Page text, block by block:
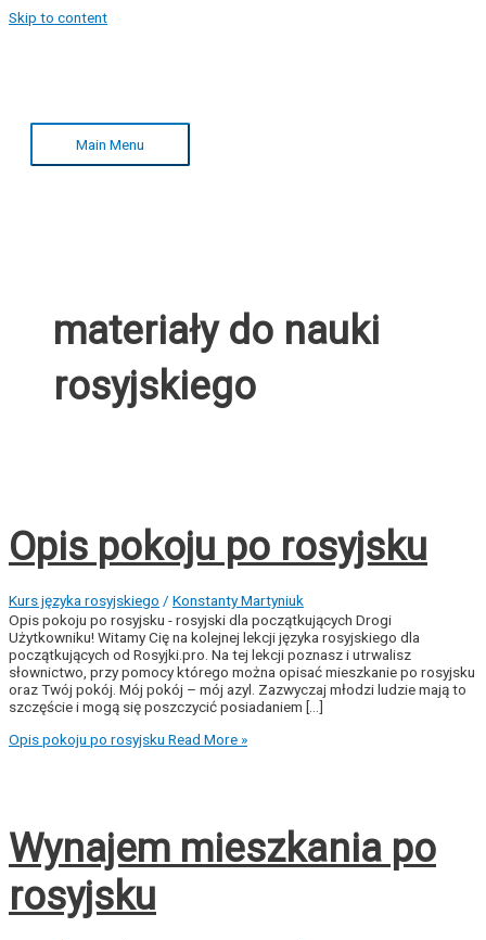
Skip to content
Main Menu
materiały do nauki
rosyjskiego
Opis pokoju po rosyjsku
Kurs języka rosyjskiego / Konstanty Martyniuk
Opis pokoju po rosyjsku - rosyjski dla początkujących Drogi
Użytkowniku! Witamy Cię na kolejnej lekcji języka rosyjskiego dla
początkujących od Rosyjki.pro. Na tej lekcji poznasz i utrwalisz
słownictwo, przy pomocy którego można opisać mieszkanie po rosyjsku
oraz Twój pokój. Mój pokój – mój azyl. Zazwyczaj młodzi ludzie mają to
szczęście i mogą się poszczycić posiadaniem [...]
Opis pokoju po rosyjsku Read More »
Wynajem mieszkania po
rosyjsku